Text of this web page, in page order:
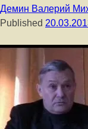
Демин Валерий
Published